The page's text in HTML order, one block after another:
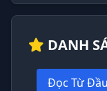
DANH
Đọc Từ Đầu